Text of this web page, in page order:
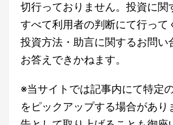
切行っておりません。投資に関
すべて利用者の判断にて行って
投資方法・助言に関するお問い
お答えできかねます。
※当サイトでは記事内にて特定
をピックアップする場合があり